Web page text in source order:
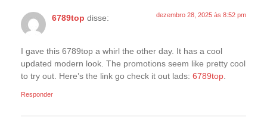
6789top disse: dezembro 28, 2025 às 8:52 pm
I gave this 6789top a whirl the other day. It has a cool
updated modern look. The promotions seem like pretty cool
to try out. Here’s the link go check it out lads: 6789top.
Responder